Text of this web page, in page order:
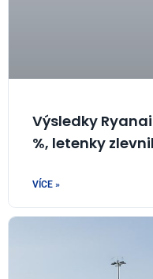
Výsledky
%, letenky
VÍCE »